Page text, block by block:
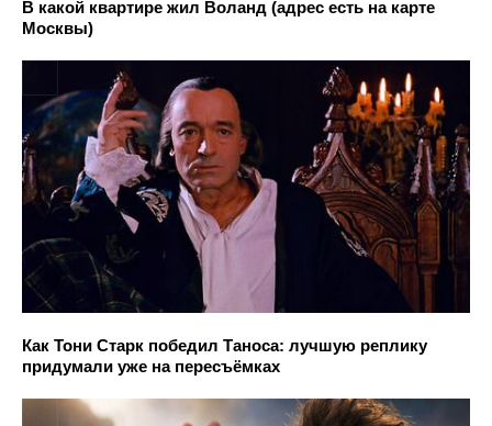
В какой квартире жил Воланд (адрес есть на карте
Москвы)
Как Тони Старк победил Таноса: лучшую реплику
придумали уже на пересъёмках